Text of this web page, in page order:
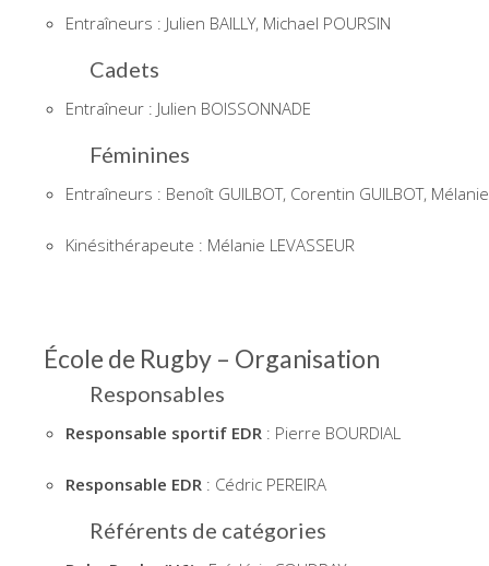
Entraîneurs : Julien BAILLY, Michael POURSIN
Cadets
Entraîneur : Julien BOISSONNADE
Féminines
Entraîneurs : Benoît GUILBOT, Corentin GUILBOT, Mélanie
Kinésithérapeute : Mélanie LEVASSEUR
École de Rugby – Organisation
Responsables
Responsable sportif EDR : Pierre BOURDIAL
Responsable EDR : Cédric PEREIRA
Référents de catégories